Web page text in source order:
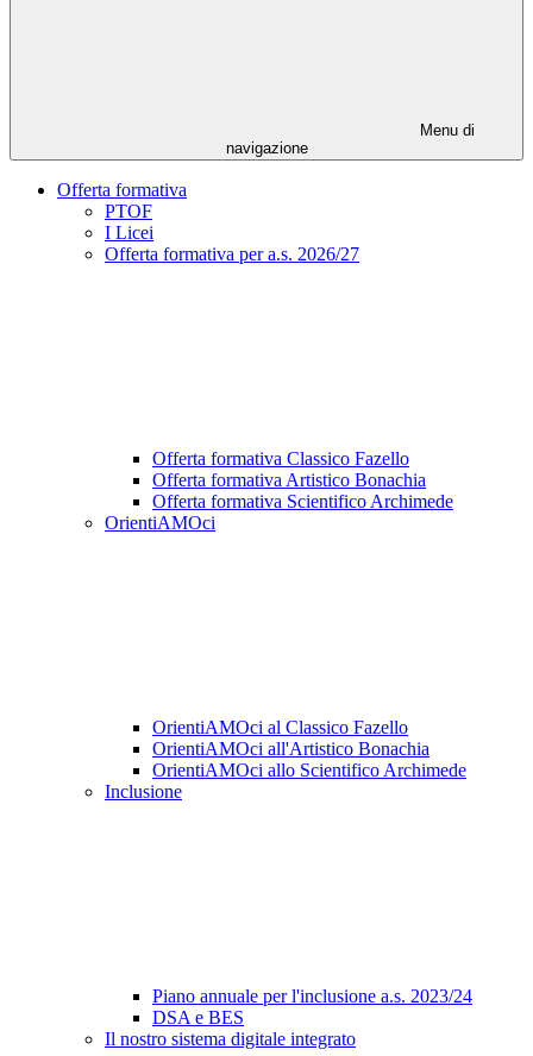
Menu di
navigazione
Offerta formativa
PTOF
I Licei
Offerta formativa per a.s. 2026/27
Offerta formativa Classico Fazello
Offerta formativa Artistico Bonachia
Offerta formativa Scientifico Archimede
OrientiAMOci
OrientiAMOci al Classico Fazello
OrientiAMOci all'Artistico Bonachia
OrientiAMOci allo Scientifico Archimede
Inclusione
Piano annuale per l'inclusione a.s. 2023/24
DSA e BES
Il nostro sistema digitale integrato